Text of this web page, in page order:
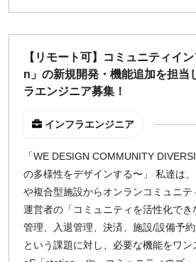
【リモート可】コミュニティイ
n」の新規開発・機能追加を担当
ラエンジニア募集！
インフラエンジニア
「WE DESIGN COMMUNITY
の多様性をデザインする〜」 私達は
や複合型施設からオンランコミュニテ
運営者の「コミュニティを活性化で
管理、入退管理、決済、施設/設備予約
という課題に対し、必要な機能をワ